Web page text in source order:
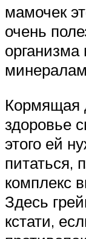
мамочек
очень
Кормящая
здоровье
этого ей
питаться,
комплекс
Здесь
кстати,